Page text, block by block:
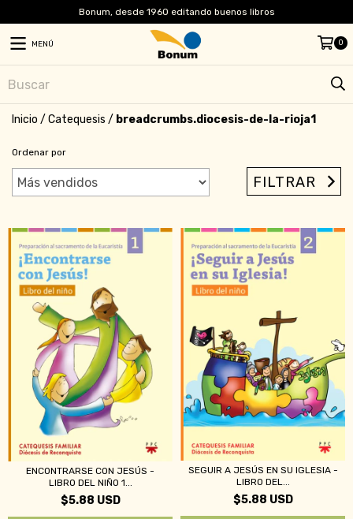
Bonum, desde 1960 editando buenos libros
MENÚ 0
Inicio / Catequesis / breadcrumbs.diocesis-de-la-rioja1
Ordenar por
FILTRAR
ENCONTRARSE CON JESÚS -
LIBRO DEL NIÑO 1...
$5.88 USD
SEGUIR A JESÚS EN SU IGLESIA -
LIBRO DEL...
$5.88 USD